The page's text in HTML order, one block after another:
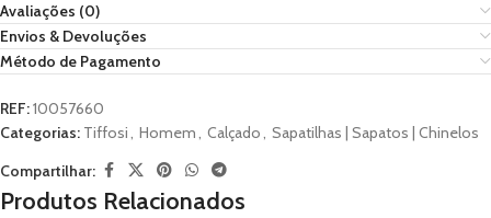
Avaliações (0)
Envios & Devoluções
Método de Pagamento
REF:10057660
Categorias: Tiffosi, Homem, Calçado, Sapatilhas | Sapatos | Chinelos
Compartilhar:
Produtos Relacionados